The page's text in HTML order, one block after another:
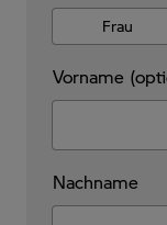
Frau
Vorname
Nachname